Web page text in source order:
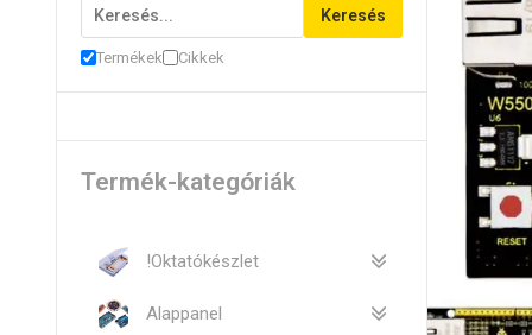
Keresés
Termékek Cikkek
Termék-kategóriák
!Oktatókészlet
Alappanel